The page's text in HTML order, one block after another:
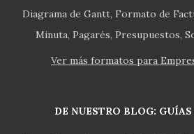
Diagrama de Gantt Formato de
Minuta Pagarés Presupuestos
Ver más formatos para
DE NUESTRO BLOG: GUÍAS